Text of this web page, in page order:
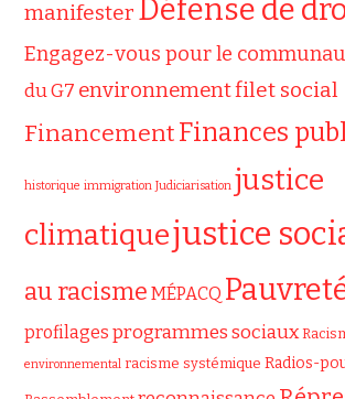
manifester Défense de
Engagez-vous pour le
du G7 environnementfilet social
FinancementFinances
historique immigration Judiciarisation justice
climatiquejustice
au racisme MÉPACQ
profilages programmes sociaux
environnemental racisme systémique Radios-